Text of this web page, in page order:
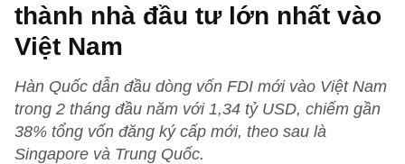
thành nhà đầu tư lớn nhất vào
Việt Nam
Hàn Quốc dẫn đầu dòng vốn FDI mới vào Việt Nam
trong 2 tháng đầu năm với 1,34 tỷ USD, chiếm gần
38% tổng vốn đăng ký cấp mới, theo sau là
Singapore và Trung Quốc.